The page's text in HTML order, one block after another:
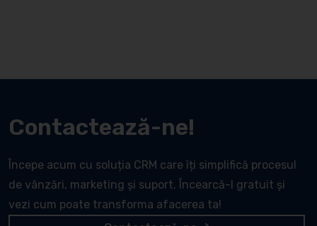
Contactează-ne!
Începe acum cu soluția CRM care îți simplifică procesul
de vânzări, marketing și suport. Încearcă-l gratuit și
vezi cum poate transforma afacerea ta!